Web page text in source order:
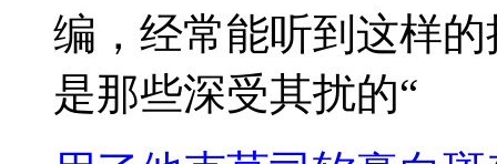
编，经常能听到这样
是那些深受其扰的“